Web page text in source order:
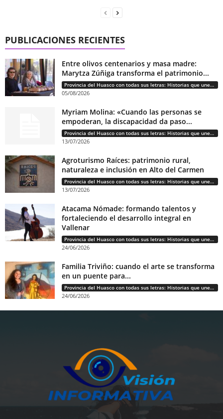
PUBLICACIONES RECIENTES
Entre olivos centenarios y masa madre:
Marytza Zúñiga transforma el patrimonio...
Provincia del Huasco con todas sus letras: Historias que unen cultura, diversidad e identidad
05/08/2026
Myriam Molina: «Cuando las personas se
empoderan, la discapacidad da paso...
Provincia del Huasco con todas sus letras: Historias que unen cultura, diversidad e identidad
13/07/2026
Agroturismo Raíces: patrimonio rural,
naturaleza e inclusión en Alto del Carmen
Provincia del Huasco con todas sus letras: Historias que unen cultura, diversidad e identidad
13/07/2026
Atacama Nómade: formando talentos y
fortaleciendo el desarrollo integral en
Vallenar
Provincia del Huasco con todas sus letras: Historias que unen cultura, diversidad e identidad
24/06/2026
Familia Triviño: cuando el arte se transforma
en un puente para...
Provincia del Huasco con todas sus letras: Historias que unen cultura, diversidad e identidad
24/06/2026